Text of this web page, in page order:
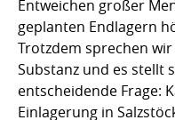
Entweichen großer
geplanten Endlagern
Trotzdem sprechen
Substanz und es stellt
entscheidende Frage:
Einlagerung in